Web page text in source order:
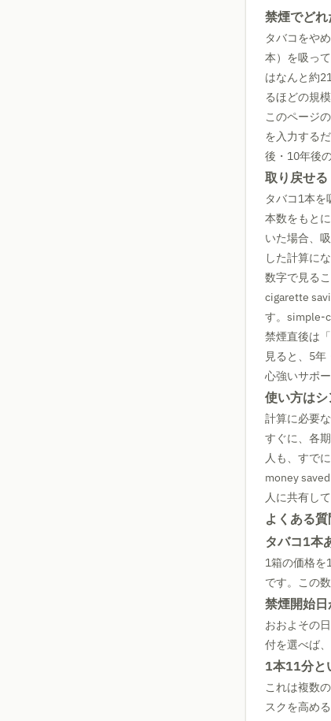
禁煙でど
タバコをや
本）を吸っ
はなんと約
るほどの規
このページ
を入力する
後・10年後
取り戻せ
タバコ1本を
本数をもとに
いた場合、
した計算にな
数字で見る
cigarette
す。simple-
禁煙直後は
見ると、5
心強いサポ
使い方は
計算に必要
すぐに、各
人も、すで
money
人に共有し
よくある
タバコ1本
1箱の価格を
です。この
禁煙開始
おおよその
付を選べば
1本11分と
これは複数
スクを高め